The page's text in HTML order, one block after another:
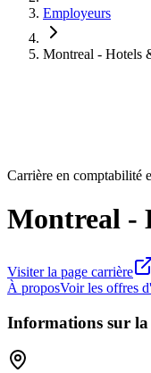
Employeurs
Montreal - Hotels
Carrière en comptabilité
Montreal -
Visiter la page carrière
À proposVoir les offres
Informations sur la